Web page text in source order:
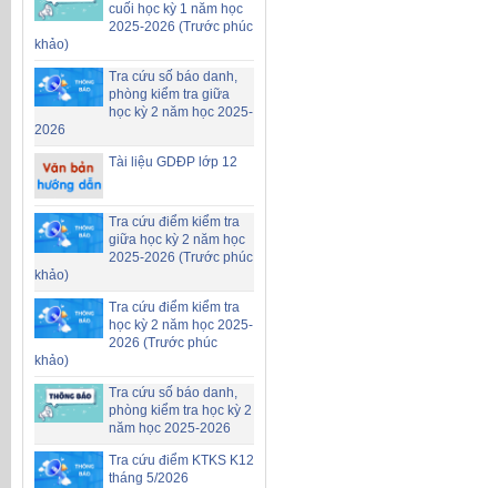
cuối học kỳ 1 năm học
2025-2026 (Trước phúc
khảo)
Tra cứu số báo danh,
phòng kiểm tra giữa
học kỳ 2 năm học 2025-
2026
Tài liệu GDĐP lớp 12
Tra cứu điểm kiểm tra
giữa học kỳ 2 năm học
2025-2026 (Trước phúc
khảo)
Tra cứu điểm kiểm tra
học kỳ 2 năm học 2025-
2026 (Trước phúc
khảo)
Tra cứu số báo danh,
phòng kiểm tra học kỳ 2
năm học 2025-2026
Tra cứu điểm KTKS K12
tháng 5/2026